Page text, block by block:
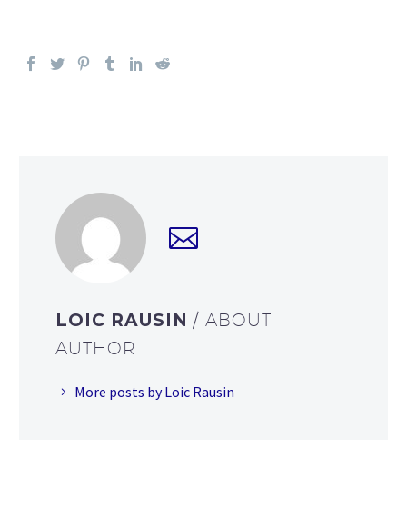
LOIC RAUSIN/ ABOUT
AUTHOR
More posts by Loic Rausin